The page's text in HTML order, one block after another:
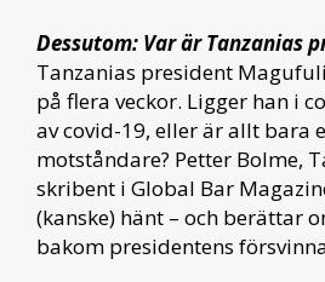
Dessutom: Var är Tanzanias
Tanzanias president
på flera veckor. Ligger han i
av covid-19, eller är allt bara
motståndare? Petter Bolme,
skribent i Global Bar
(kanske) hänt – och berättar
bakom presidentens